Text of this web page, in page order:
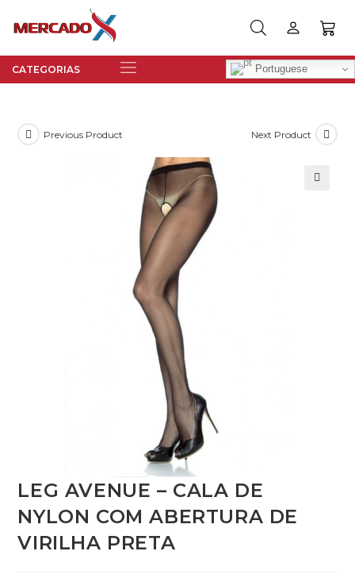
Portuguese
Previous Product Next Product
LEG AVENUE – CALA DE
NYLON COM ABERTURA DE
VIRILHA PRETA